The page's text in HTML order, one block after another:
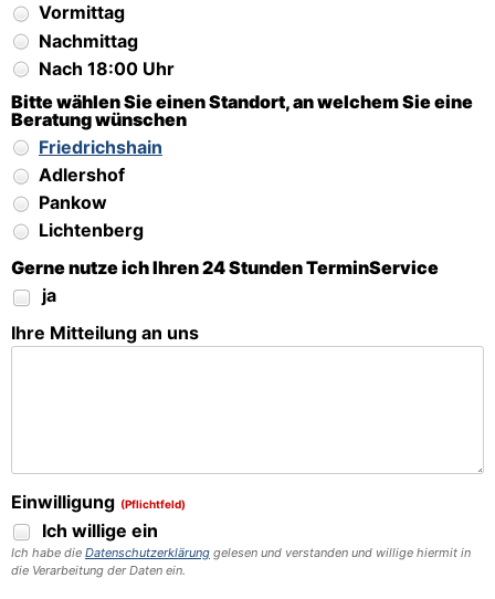
Vormittag
Nachmittag
Nach 18:00 Uhr
Bitte wählen Sie einen Standort, an welchem Sie eine
Beratung wünschen
Friedrichshain
Adlershof
Pankow
Lichtenberg
Gerne nutze ich Ihren 24 Stunden TerminService
ja
Ihre Mitteilung an uns
Einwilligung (Pflichtfeld)
Ich willige ein
Ich habe die Datenschutzerklärung gelesen und verstanden und willige hiermit in
die Verarbeitung der Daten ein.